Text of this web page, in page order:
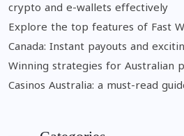
crypto and e-wallets effectively
Explore the top features of Fast
Canada: Instant payouts and
Winning strategies for Australian
Casinos Australia: a must-read